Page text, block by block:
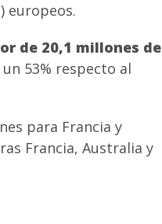
europeos.
de 20,1 millones de
53% respecto al
para Francia y
Francia, Australia y